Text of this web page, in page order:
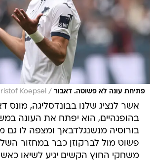
פתיחת עונה לא פשוטה. דאבור /
Koepsel
אשר לנציג שלנו בבונדסליגה,
בהופנהיים, הוא יפתח את העונה
בורוסיה מנשנגלדבאך ומצפה לו
פשוט מול לברקוזן כבר במחזור
משחקי החוץ הקשים יגיע לשיאו